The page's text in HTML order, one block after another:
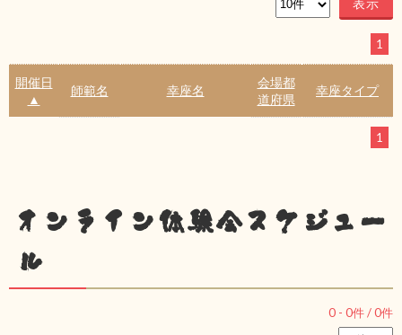
1
開催日
▲
師範名 幸座名
会場都
道府県
幸座タイプ
1
オンライン体験会スケジュー
ル
0 - 0件 /0件